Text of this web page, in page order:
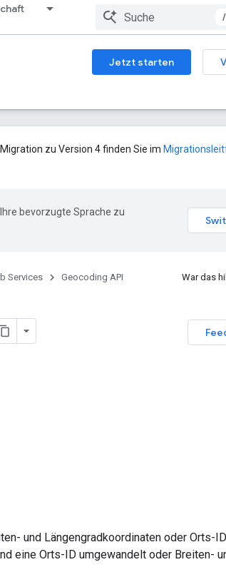
/
Jetzt starten
zu Version 4 finden Sie im
bevorzugte Sprache zu
Services
Geocoding API
War das
und Längengradkoordinaten oder Orts-
eine Orts-ID umgewandelt oder Breiten-